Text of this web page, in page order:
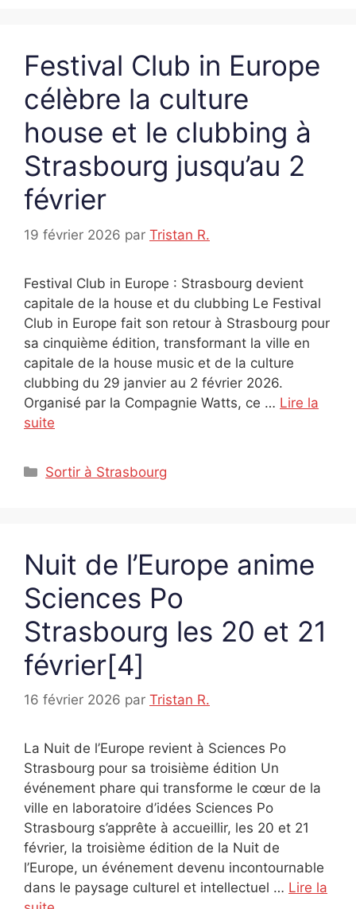
Festival Club in Europe
célèbre la culture
house et le clubbing à
Strasbourg jusqu’au 2
février
19 février 2026 par Tristan R.
Festival Club in Europe : Strasbourg devient
capitale de la house et du clubbing Le Festival
Club in Europe fait son retour à Strasbourg pour
sa cinquième édition, transformant la ville en
capitale de la house music et de la culture
clubbing du 29 janvier au 2 février 2026.
Organisé par la Compagnie Watts, ce … Lire la
suite
Catégories
Sortir à Strasbourg
Nuit de l’Europe anime
Sciences Po
Strasbourg les 20 et 21
février[4]
16 février 2026 par Tristan R.
La Nuit de l’Europe revient à Sciences Po
Strasbourg pour sa troisième édition Un
événement phare qui transforme le cœur de la
ville en laboratoire d’idées Sciences Po
Strasbourg s’apprête à accueillir, les 20 et 21
février, la troisième édition de la Nuit de
l’Europe, un événement devenu incontournable
dans le paysage culturel et intellectuel … Lire la